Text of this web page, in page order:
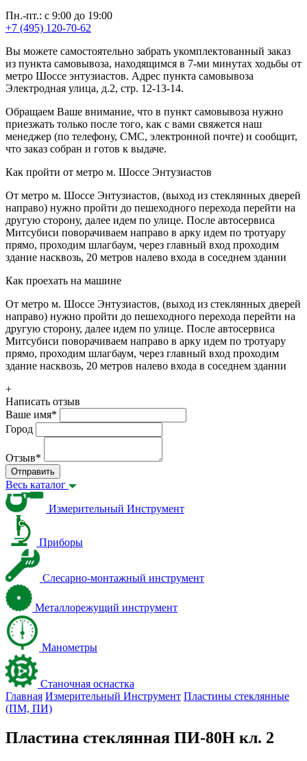
Пн.-пт.: с 9:00 до 19:00
+7 (495) 120-70-62
Вы можете самостоятельно забрать укомплектованный заказ
из пункта самовывоза, находящимся в 7-ми минутах ходьбы от
метро Шоссе энтузиастов. Адрес пункта самовывоза
Электродная улица, д.2, стр. 12-13-14.
Обращаем Ваше внимание, что в пункт самовывоза нужно
приезжать только после того, как с вами свяжется наш
менеджер (по телефону, СМС, электронной почте) и сообщит,
что заказ собран и готов к выдаче.
Как пройти от метро м. Шоссе Энтузиастов
От метро м. Шоссе Энтузиастов, (выход из стеклянных дверей
направо) нужно пройти до пешеходного перехода перейти на
другую сторону, далее идем по улице. После автосервиса
Митсубиси поворачиваем направо в арку идем по тротуару
прямо, проходим шлагбаум, через главный вход проходим
здание насквозь, 20 метров налево входа в соседнем здании
Как проехать на машине
От метро м. Шоссе Энтузиастов, (выход из стеклянных дверей
направо) нужно пройти до пешеходного перехода перейти на
другую сторону, далее идем по улице. После автосервиса
Митсубиси поворачиваем направо в арку идем по тротуару
прямо, проходим шлагбаум, через главный вход проходим
здание насквозь, 20 метров налево входа в соседнем здании
+
Написать отзыв
Ваше имя*
Город
Отзыв*
Отправить
Весь каталог
Измерительный Инструмент
Приборы
Слесарно-монтажный инструмент
Металлорежущий инструмент
Манометры
Станочная оснастка
Главная Измерительный Инструмент Пластины стеклянные
(ПМ, ПИ)
Пластина стеклянная ПИ-80Н кл. 2